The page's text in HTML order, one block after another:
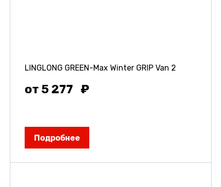
LINGLONG GREEN-Max Winter GRIP Van 2
от 5 277
Подробнее